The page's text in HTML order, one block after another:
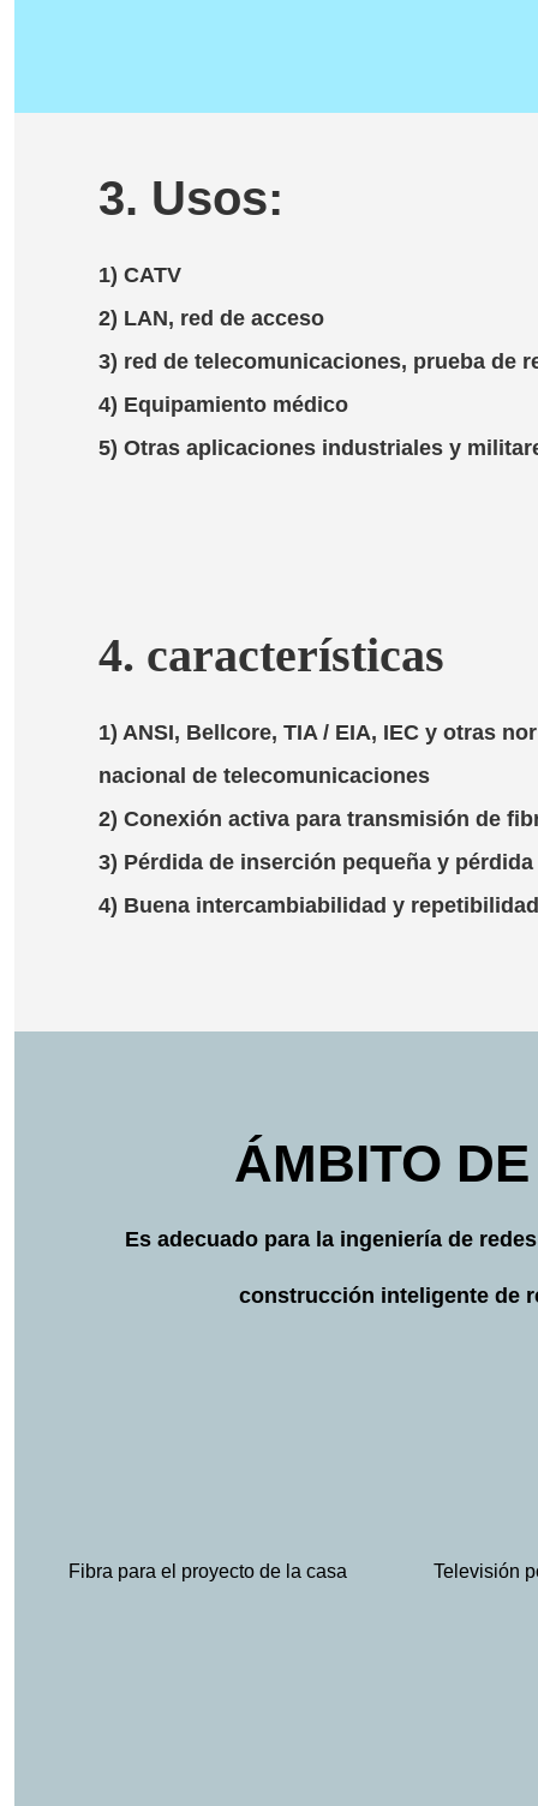
1) CATV
2) LAN, red de acceso
3) red de telecomunicaciones, prueba de
4) Equipamiento médico
5) Otras aplicaciones industriales y
3. Usos:
4. características
1) ANSI, Bellcore, TIA / EIA, IEC y otras
nacional de telecomunicaciones
2) Conexión activa para transmisión de
3) Pérdida de inserción pequeña y
4) Buena intercambiabilidad y
Es adecuado para la ingeniería de
construcción inteligente de
Fibra para el proyecto de la casa Televisión
ÁMBITO